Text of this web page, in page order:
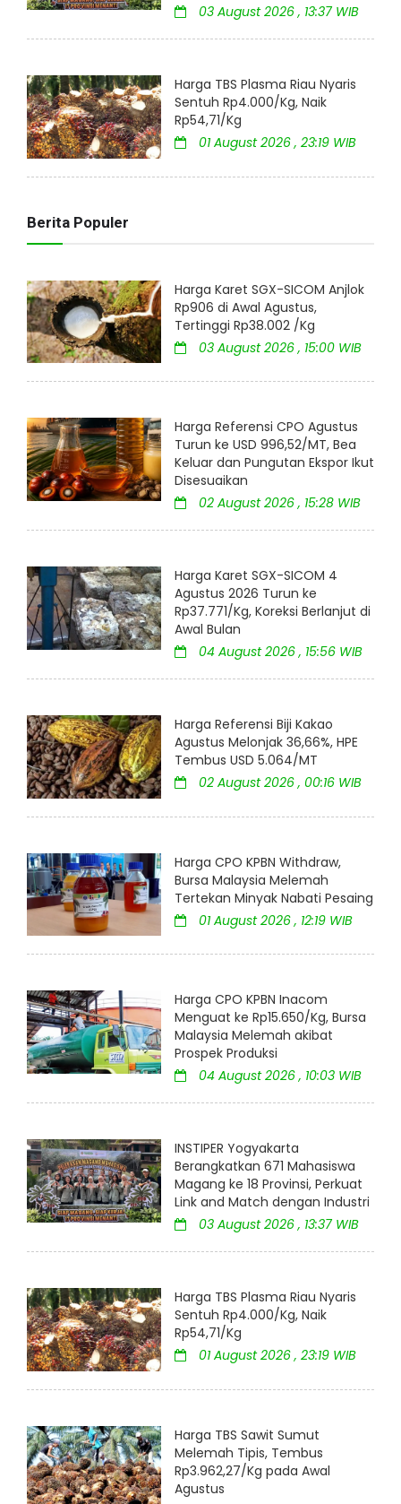
03 August 2026 , 13:37 WIB
Harga TBS Plasma Riau Nyaris
Sentuh Rp4.000/Kg, Naik
Rp54,71/Kg
01 August 2026 , 23:19 WIB
Berita Populer
Harga Karet SGX-SICOM Anjlok
Rp906 di Awal Agustus,
Tertinggi Rp38.002 /Kg
03 August 2026 , 15:00 WIB
Harga Referensi CPO Agustus
Turun ke USD 996,52/MT, Bea
Keluar dan Pungutan Ekspor Ikut
Disesuaikan
02 August 2026 , 15:28 WIB
Harga Karet SGX-SICOM 4
Agustus 2026 Turun ke
Rp37.771/Kg, Koreksi Berlanjut di
Awal Bulan
04 August 2026 , 15:56 WIB
Harga Referensi Biji Kakao
Agustus Melonjak 36,66%, HPE
Tembus USD 5.064/MT
02 August 2026 , 00:16 WIB
Harga CPO KPBN Withdraw,
Bursa Malaysia Melemah
Tertekan Minyak Nabati Pesaing
01 August 2026 , 12:19 WIB
Harga CPO KPBN Inacom
Menguat ke Rp15.650/Kg, Bursa
Malaysia Melemah akibat
Prospek Produksi
04 August 2026 , 10:03 WIB
INSTIPER Yogyakarta
Berangkatkan 671 Mahasiswa
Magang ke 18 Provinsi, Perkuat
Link and Match dengan Industri
03 August 2026 , 13:37 WIB
Harga TBS Plasma Riau Nyaris
Sentuh Rp4.000/Kg, Naik
Rp54,71/Kg
01 August 2026 , 23:19 WIB
Harga TBS Sawit Sumut
Melemah Tipis, Tembus
Rp3.962,27/Kg pada Awal
Agustus